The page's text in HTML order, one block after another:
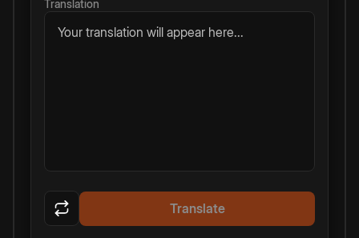
Translation
Your translation will appear here...
Translate